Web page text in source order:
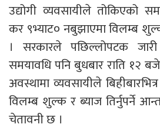
उद्योगी व्यवसायीले तोकिएको
कर ९भ्याट० नबुझाएमा विलम्ब
। सरकारले पछिल्लोपटक जारी
समयावधि पनि बुधबार राति १२
अवस्थामा व्यवसायीले
विलम्ब शुल्क र ब्याज तिर्नुपर्ने
चेतावनी छ ।